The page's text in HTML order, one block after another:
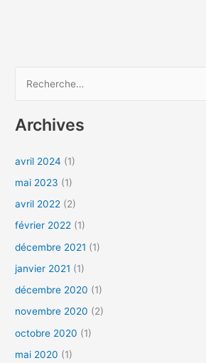
c
e
r
c
h
Archives
avril 2024 (1)
mai 2023 (1)
avril 2022 (2)
février 2022 (1)
décembre 2021 (1)
janvier 2021 (1)
décembre 2020 (1)
novembre 2020 (2)
octobre 2020 (1)
mai 2020 (1)